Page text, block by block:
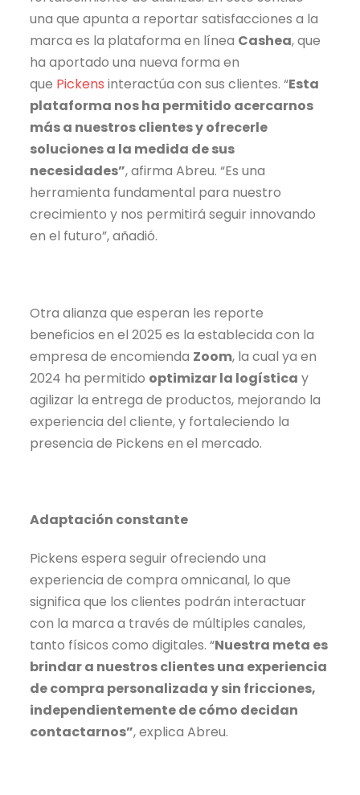
una que apunta a reportar satisfacciones a la
marca es la plataforma en línea Cashea, que
ha aportado una nueva forma en
que Pickens interactúa con sus clientes. “Esta
plataforma nos ha permitido acercarnos
más a nuestros clientes y ofrecerle
soluciones a la medida de sus
necesidades”, afirma Abreu. “Es una
herramienta fundamental para nuestro
crecimiento y nos permitirá seguir innovando
en el futuro”, añadió.
Otra alianza que esperan les reporte
beneficios en el 2025 es la establecida con la
empresa de encomienda Zoom, la cual ya en
2024 ha permitido optimizar la logística y
agilizar la entrega de productos, mejorando la
experiencia del cliente, y fortaleciendo la
presencia de Pickens en el mercado.
Adaptación constante
Pickens espera seguir ofreciendo una
experiencia de compra omnicanal, lo que
significa que los clientes podrán interactuar
con la marca a través de múltiples canales,
tanto físicos como digitales. “Nuestra meta es
brindar a nuestros clientes una experiencia
de compra personalizada y sin fricciones,
independientemente de cómo decidan
contactarnos”, explica Abreu.